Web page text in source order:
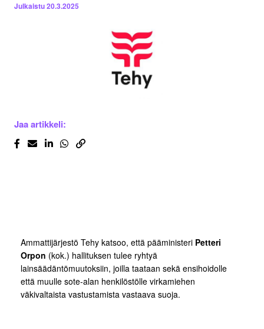
Julkaistu20.3.2025
Jaa artikkeli:
Ammattijärjestö Tehy katsoo, että pääministeri Petteri
Orpon (kok.) hallituksen tulee ryhtyä
lainsäädäntömuutoksiin, joilla taataan sekä ensihoidolle
että muulle sote-alan henkilöstölle virkamiehen
väkivaltaista vastustamista vastaava suoja.